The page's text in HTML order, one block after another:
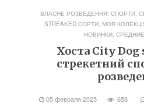
ВЛАСНЕ РОЗВЕДЕННЯ: СПОРТИ,
STREAKED СОРТИ, МОЯ
НОВИНКИ,
Хоста City
стрекетний
05 февраля 2025 658